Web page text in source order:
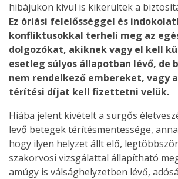
hibájukon kívül is kikerültek a
Ez óriási felelősséggel és
konfliktusokkal terheli meg az
dolgozókat, akiknek vagy el kell
esetleg súlyos állapotban lévő, de
nem rendelkező embereket, vagy
térítési díjat kell fizettetni velük.
Hiába jelent kivételt a sürgős
levő betegek térítésmentessége,
hogy ilyen helyzet állt elő,
szakorvosi vizsgálattal állapítható
amúgy is válsághelyzetben lévő,